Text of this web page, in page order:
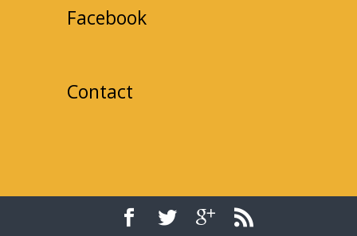
Facebook
Contact